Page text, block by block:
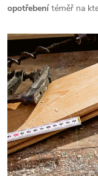
opotřebení téměř na